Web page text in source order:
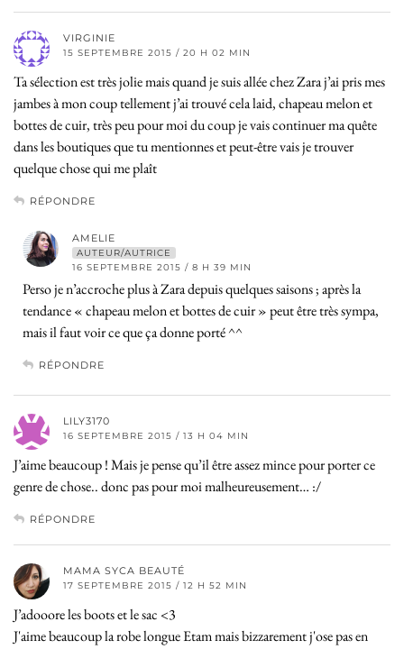
VIRGINIE
15 SEPTEMBRE 2015 / 20 H 02 MIN
Ta sélection est très jolie mais quand je suis allée chez Zara j’ai pris mes
jambes à mon coup tellement j’ai trouvé cela laid, chapeau melon et
bottes de cuir, très peu pour moi du coup je vais continuer ma quête
dans les boutiques que tu mentionnes et peut-être vais je trouver
quelque chose qui me plaît
RÉPONDRE
AMELIE
AUTEUR/AUTRICE
16 SEPTEMBRE 2015 / 8 H 39 MIN
Perso je n’accroche plus à Zara depuis quelques saisons ; après la
tendance « chapeau melon et bottes de cuir » peut être très sympa,
mais il faut voir ce que ça donne porté ^^
RÉPONDRE
LILY3170
16 SEPTEMBRE 2015 / 13 H 04 MIN
J’aime beaucoup ! Mais je pense qu’il être assez mince pour porter ce
genre de chose.. donc pas pour moi malheureusement… :/
RÉPONDRE
MAMA SYCA BEAUTÉ
17 SEPTEMBRE 2015 / 12 H 52 MIN
J’adooore les boots et le sac <3
J'aime beaucoup la robe longue Etam mais bizzarement j'ose pas en